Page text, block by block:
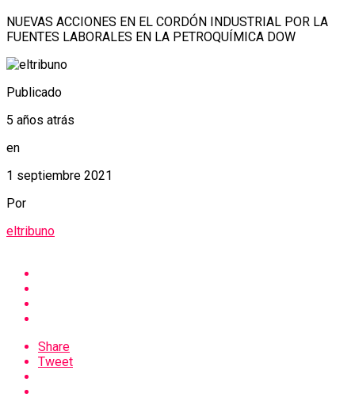
NUEVAS ACCIONES EN EL CORDÓN INDUSTRIAL POR LA
FUENTES LABORALES EN LA PETROQUÍMICA DOW
Publicado
5 años atrás
en
1 septiembre 2021
Por
eltribuno
Share
Tweet